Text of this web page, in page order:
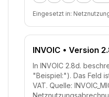
Eingesetzt in:
INVOIC • Version
In INVOIC 2.8d.
"Beispiel:"). Das Feld
VAT. Quelle: